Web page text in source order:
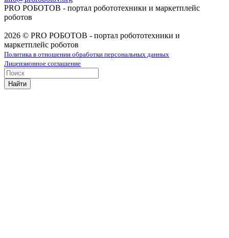
PRO РОБОТОВ - портал робототехники и маркетплейс
роботов
2026 © PRO РОБОТОВ - портал робототехники и
маркетплейс роботов
Политика в отношении обработки персональных данных
Лицензионное соглашение
Найти